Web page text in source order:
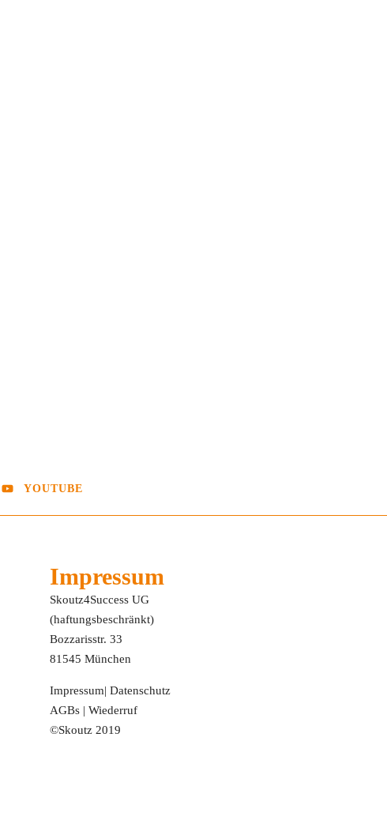
YOUTUBE
Impressum
Skoutz4Success UG
(haftungsbeschränkt)
Bozzarisstr. 33
81545 München
Impressum| Datenschutz
AGBs| Wiederruf
©Skoutz 2019